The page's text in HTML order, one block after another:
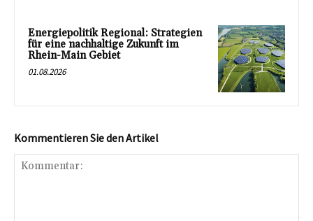
Energiepolitik Regional: Strategien
für eine nachhaltige Zukunft im
Rhein-Main Gebiet
01.08.2026
Kommentieren Sie den Artikel